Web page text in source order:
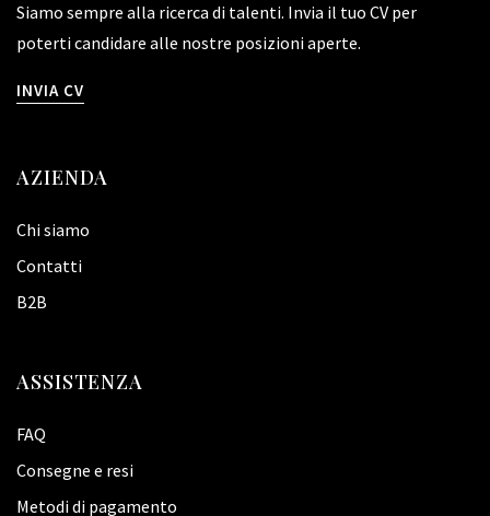
Siamo sempre alla ricerca di talenti. Invia il tuo CV per
poterti candidare alle nostre posizioni aperte.
INVIA CV
AZIENDA
Chi siamo
Contatti
B2B
ASSISTENZA
FAQ
Consegne e resi
Metodi di pagamento